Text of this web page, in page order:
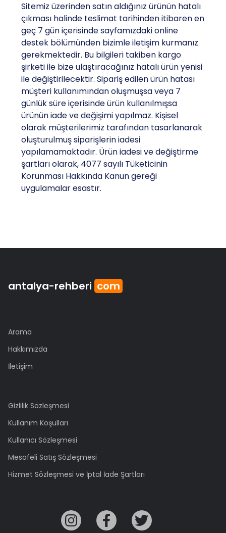
Sitemiz üzerinden satın aldığınız ürünün hatalı
çıkması halinde teslimat tarihinden itibaren en
geç 7 gün içerisinde sayfamızdaki online
destek bölümünden bizimle iletişim kurmanız
gerekmektedir. Bu bilgileri takiben kargo
şirketi ile bize ulaştıracağınız hatalı ürün yenisi
ile değiştirilecektir. Sipariş edilen ürün hatası
müşteri kullanımından oluşmuşsa veya 7
günlük süre içerisinde ürün kullanılmışsa
ürünün iade ve değişimi yapılmaz. Kişisel
olarak müşterilerimiz tarafından tasarlanarak
oluşturulmuş siparişlerin iadesi
yapılamamaktadır. Ürün iadesi ve değiştirme
şartları olarak, 4077 sayılı Tüketicinin
Korunması Hakkında Kanun gereği
uygulamalar esastır.
antalya-rehberi com
Arama
Hakkımızda
İletişim
Gizlilik Sözleşmesi
Kullanım Koşulları
Kullanıcı Sözleşmesi
Mesafeli Satış Sözleşmesi
Hizmet Sözleşmesi ve İptal İade Şartları